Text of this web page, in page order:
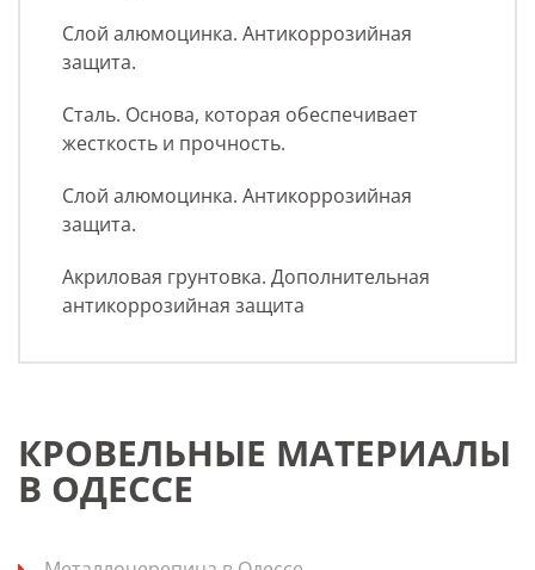
Слой алюмоцинка. Антикоррозийная
защита.
Сталь. Основа, которая обеспечивает
жесткость и прочность.
Слой алюмоцинка. Антикоррозийная
защита.
Акриловая грунтовка. Дополнительная
антикоррозийная защита
КРОВЕЛЬНЫЕ МАТЕРИАЛЫ
В ОДЕССЕ